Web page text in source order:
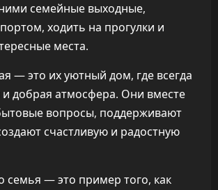
семейные выходные,
ходить на прогулки и
места.
— это их уютный дом, где всегда
и добрая атмосфера. Они вместе
вопросы, поддерживают
счастливую и радостную
семья — это пример того, как